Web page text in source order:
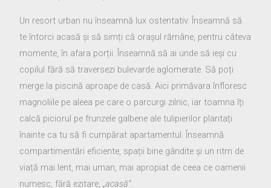
Un resort urban nu înseamnă lux ostentativ. Înseamnă să
te întorci acasă și să simți că orașul rămâne, pentru câteva
momente, în afara porții. Înseamnă să ai unde să ieși cu
copilul fără să traversezi bulevarde aglomerate. Să poți
merge la piscină aproape de casă. Aici primăvara înfloresc
magnoliile pe aleea pe care o parcurgi zilnic, iar toamna îți
calcă piciorul pe frunzele galbene ale tulipierilor plantați
înainte ca tu să fi cumpărat apartamentul. Înseamnă
compartimentări eficiente, spații bine gândite și un ritm de
viață mai lent, mai uman, mai apropiat de ceea ce oamenii
numesc, fără ezitare,„acasă”.